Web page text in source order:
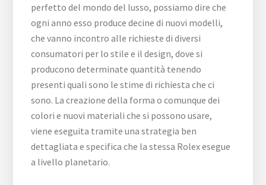
perfetto del mondo del lusso, possiamo dire che
ogni anno esso produce decine di nuovi modelli,
che vanno incontro alle richieste di diversi
consumatori per lo stile e il design, dove si
producono determinate quantità tenendo
presenti quali sono le stime di richiesta che ci
sono. La creazione della forma o comunque dei
colori e nuovi materiali che si possono usare,
viene eseguita tramite una strategia ben
dettagliata e specifica che la stessa Rolex esegue
a livello planetario.